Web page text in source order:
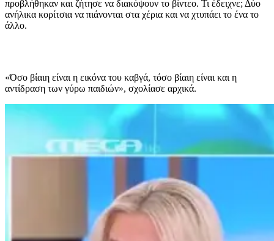
προβλήθηκαν και ζήτησε να διακόψουν το βίντεο. Τι έδειχνε; Δύο
ανήλικα κορίτσια να πιάνονται στα χέρια και να χτυπάει το ένα το
άλλο.
«Όσο βίαιη είναι η εικόνα του καβγά, τόσο βίαιη είναι και η
αντίδραση των γύρω παιδιών», σχολίασε αρχικά.